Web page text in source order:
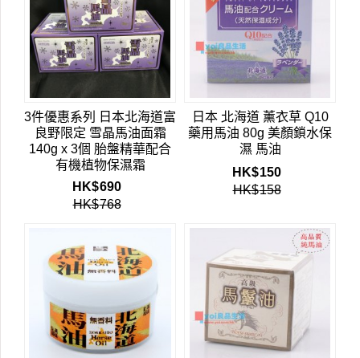
3件優惠系列 日本北海道富
良野限定 雪晶馬油面霜
140g x 3個 胎盤精華配合
有機植物保濕霜
HK$690
HK$768
日本 北海道 薰衣草 Q10
藥用馬油 80g 美顏鎖水保
濕 馬油
HK$150
HK$158